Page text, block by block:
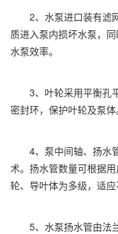
2、水泵进口装有滤网
质进入泵内损坏水泵，
水泵效率。
3、叶轮采用平衡孔平
密封环，保护叶轮及泵体
4、泵中间轴、扬水管
术。扬水管数量可根据
轮、导叶体为多级，适应
5、水泵扬水管由法兰